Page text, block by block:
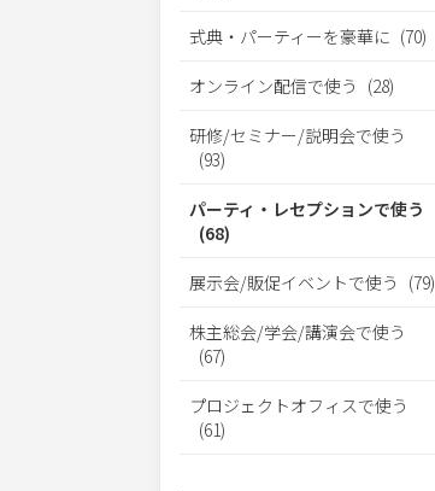
式典・パーティーを豪華に (70)
オンライン配信で使う (28)
研修/セミナー/説明会で使う
(93)
パーティ・レセプションで使う
(68)
展示会/販促イベントで使う (79)
株主総会/学会/講演会で使う
(67)
プロジェクトオフィスで使う
(61)